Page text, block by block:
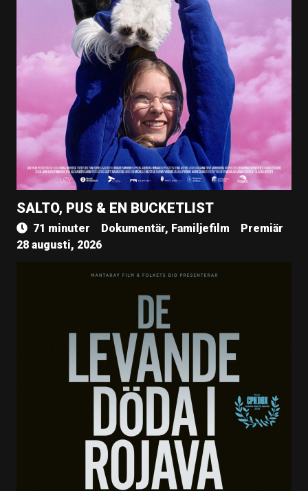
SALTO, PUS & EN BUCKETLIST
71 minuter Dokumentär, Familjefilm
Premiär
28 augusti, 2026